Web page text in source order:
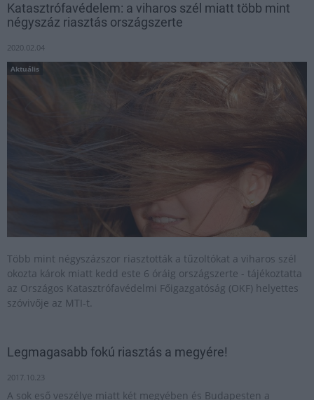
Katasztrófavédelem: a viharos szél miatt több mint
négyszáz riasztás országszerte
2020.02.04
Aktuális
Több mint négyszázszor riasztották a tűzoltókat a viharos szél
okozta károk miatt kedd este 6 óráig országszerte - tájékoztatta
az Országos Katasztrófavédelmi Főigazgatóság (OKF) helyettes
szóvivője az MTI-t.
Legmagasabb fokú riasztás a megyére!
2017.10.23
A sok eső veszélye miatt két megyében és Budapesten a